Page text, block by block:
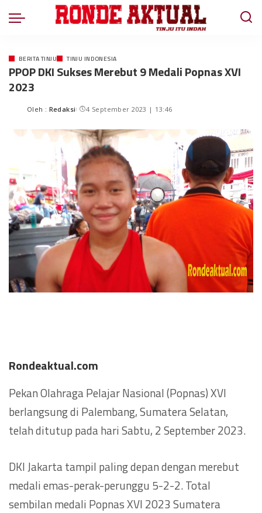
BERITA TINJU TINJU INDONESIA
PPOP DKI Sukses Merebut 9 Medali Popnas XVI
2023
Oleh : Redaksi 4 September 2023 | 13:46
Rondeaktual.com
Pekan Olahraga Pelajar Nasional (Popnas) XVI
berlangsung di Palembang, Sumatera Selatan,
telah ditutup pada hari Sabtu, 2 September 2023.
DKI Jakarta tampil paling depan dengan merebut
medali emas-perak-perunggu 5-2-2. Total
sembilan medali Popnas XVI 2023 Sumatera